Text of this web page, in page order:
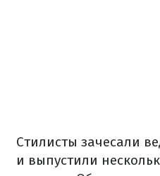
Стилисты зачесали
и выпустили